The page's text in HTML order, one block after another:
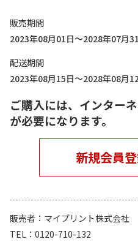
販売期間
2023年08月01日～2028年07月
配送期間
2023年08月15日～2028年08月
ご購入には、インター
が必要になります。
新規会員
販売者
マイプリント株式会社
TEL
0120-710-132